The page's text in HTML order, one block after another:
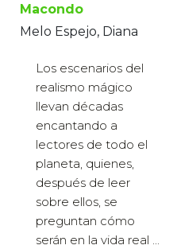
Macondo
Melo Espejo, Diana
Los escenarios del
realismo mágico
llevan décadas
encantando a
lectores de todo el
planeta, quienes,
después de leer
sobre ellos, se
preguntan cómo
serán en la vida real ...